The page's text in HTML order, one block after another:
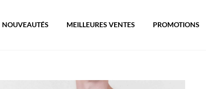
NOUVEAUTÉS MEILLEURES VENTES PROMOTIONS